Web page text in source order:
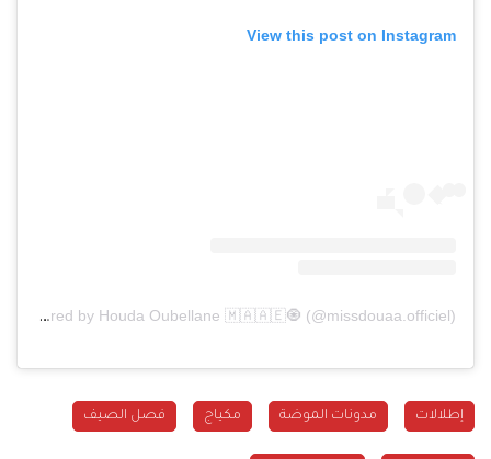
View this post on Instagram
A post shared by Houda Oubellane 🇲🇦🇦🇪🧿 (@missdouaa.officiel)
إطلالات مدونات الموضة مكياج فصل الصيف